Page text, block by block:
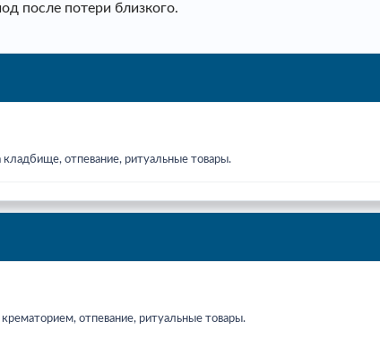
после потери близкого.
кладбище, отпевание, ритуальные товары.
отпевание, ритуальные товары.